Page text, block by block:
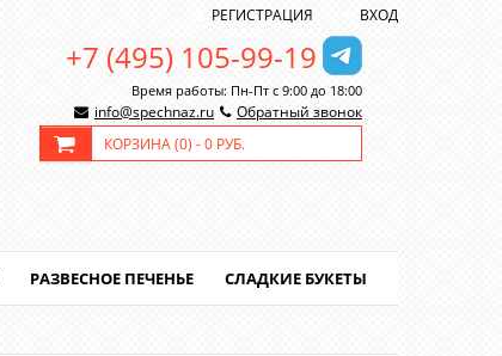
РЕГИСТРАЦИЯ ВХОД
+7 (495) 105-99-19
Время работы: Пн-Пт с 9:00 до 18:00
info@spechnaz.ru
Обратный звонок
КОРЗИНА (0) -0 РУБ.
РАЗВЕСНОЕ ПЕЧЕНЬЕ СЛАДКИЕ БУКЕТЫ